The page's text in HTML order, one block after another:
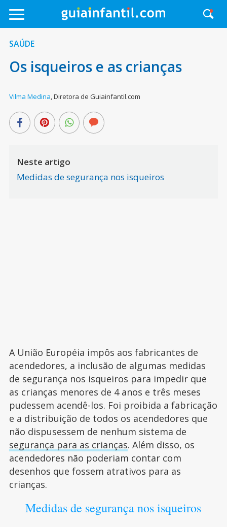
SAÚDE
Os isqueiros e as crianças
Vilma Medina,Diretora de Guiainfantil.com
Neste artigo
Medidas de segurança nos isqueiros
A União Européia impôs aos fabricantes de
acendedores, a inclusão de algumas medidas
de segurança nos isqueiros para impedir que
as crianças menores de 4 anos e três meses
pudessem acendê-los. Foi proibida a fabricação
e a distribuição de todos os acendedores que
não dispusessem de nenhum sistema de
segurança para as crianças. Além disso, os
acendedores não poderiam contar com
desenhos que fossem atrativos para as
crianças.
Medidas de segurança nos isqueiros